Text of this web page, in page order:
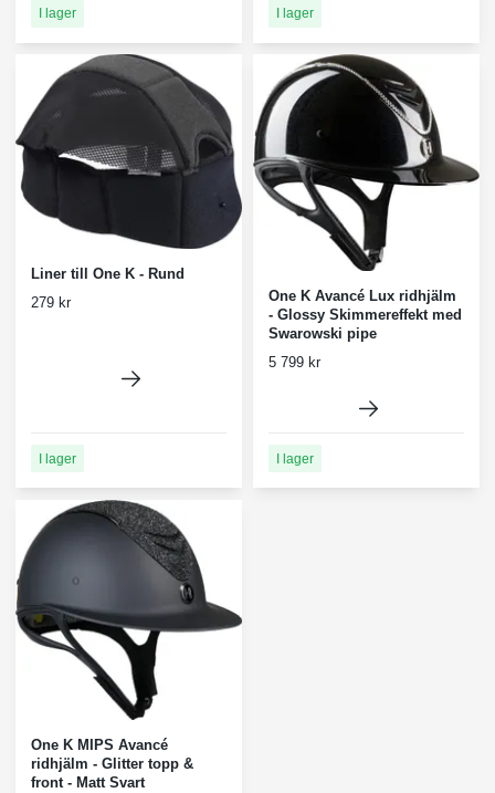
I lager I lager
Liner till One K - Rund
279 kr
I lager
One K Avancé Lux ridhjälm
- Glossy Skimmereffekt med
Swarowski pipe
5 799 kr
I lager
One K MIPS Avancé
ridhjälm - Glitter topp &
front - Matt Svart